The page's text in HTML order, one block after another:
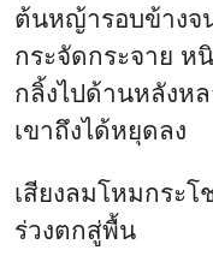
ต้นหญ้ารอบข้างจ
กระจัดกระจาย ห
กลิ้งไปด้านหลังห
เขาถึงได้หยุดลง
เสียงลมโหมกระ
ร่วงตกสู่พื้น